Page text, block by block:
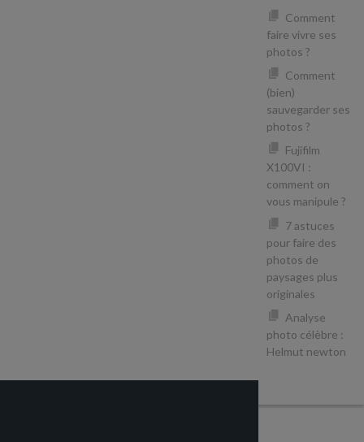
Comment
faire vivre ses
photos ?
Comment
(bien)
sauvegarder ses
photos ?
Fujifilm
X100VI :
comment on
vous manipule ?
7 astuces
pour faire des
photos de
paysages plus
originales
Analyse
photo célèbre :
Helmut newton